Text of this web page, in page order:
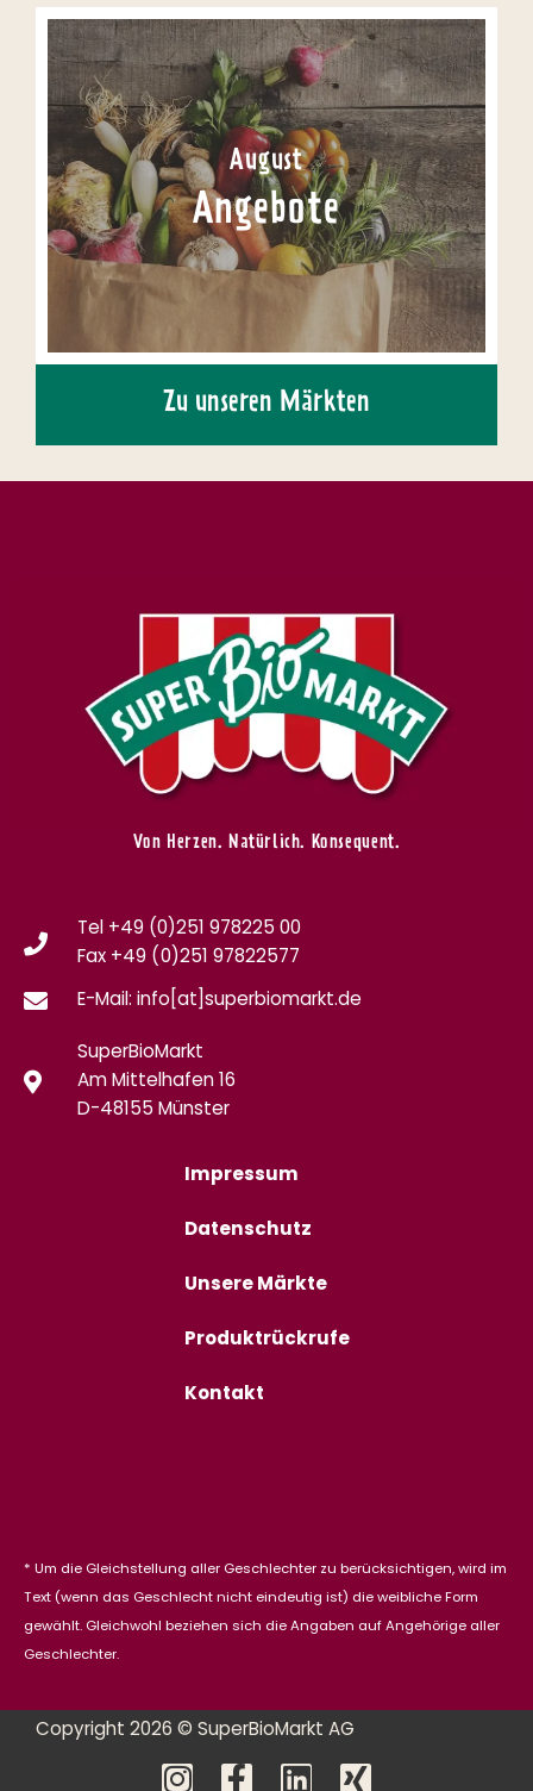
August
Angebote
Zu unseren Märkten
Von Herzen. Natürlich. Konsequent.
Tel +49 (0)251 978225 00
Fax +49 (0)251 97822577
E-Mail: info[at]superbiomarkt.de
SuperBioMarkt
Am Mittelhafen 16
D-48155 Münster
Impressum
Datenschutz
Unsere Märkte
Produktrückrufe
Kontakt
* Um die Gleichstellung aller Geschlechter zu berücksichtigen, wird im
Text (wenn das Geschlecht nicht eindeutig ist) die weibliche Form
gewählt. Gleichwohl beziehen sich die Angaben auf Angehörige aller
Geschlechter.
Copyright 2026 © SuperBioMarkt AG